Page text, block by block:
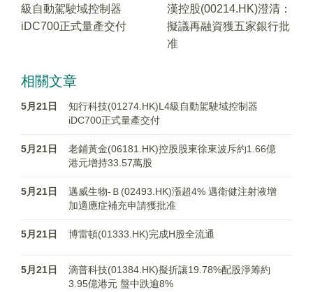
級自動駕駛域控制器
iDC700正式量產交付
漢控股(00214.HK)澄清：
擬議再融資獲五家銀行批
准
相關文章
5月21日
知行科技(01274.HK)L4級自動駕駛域控制器
iDC700正式量產交付
5月21日
老鋪黃金(06181.HK)控股股東徐東波斥約1.66億
港元增持33.57萬股
5月21日
邁威生物-Ｂ(02493.HK)漲超4% 邁衛健注射液增
加適應症補充申請獲批准
5月21日 博雷頓(01333.HK)完成H股全流通
5月21日
滴普科技(01384.HK)擬折讓19.78%配股淨筹約
3.95億港元 盤中跌逾8%